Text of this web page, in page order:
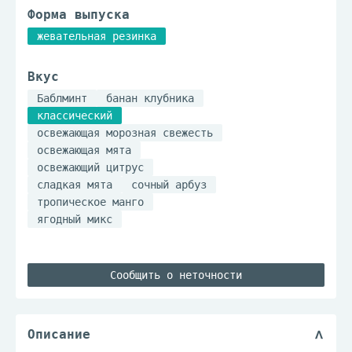
Форма выпуска
жевательная резинка
Вкус
Баблминт
банан клубника
классический
освежающая морозная свежесть
освежающая мята
освежающий цитрус
сладкая мята
сочный арбуз
тропическое манго
ягодный микс
Сообщить о неточности
Описание